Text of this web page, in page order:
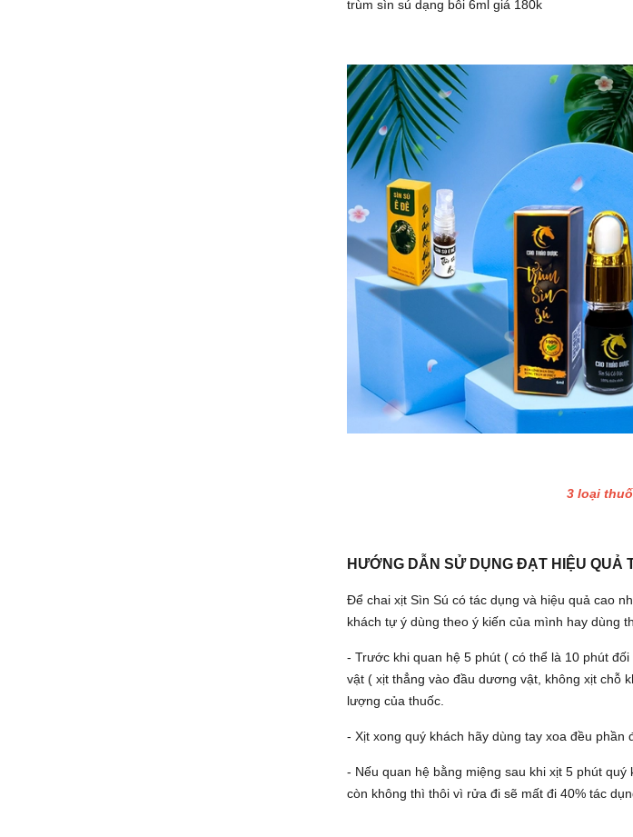
trùm sìn sú dạng bôi 6ml giá 180k
3 loại
HƯỚNG DẪN SỬ DỤNG ĐẠT HIỆU QUẢ
Để chai xịt Sìn Sú có tác dụng và hiệu quả cao
khách tự ý dùng theo ý kiến của mình hay dùng
- Trước khi quan hệ 5 phút ( có thể là 10 phút
vật ( xịt thẳng vào đầu dương vật, không xịt chỗ
lượng của thuốc.
- Xịt xong quý khách hãy dùng tay xoa đều
- Nếu quan hệ bằng miệng sau khi xịt 5 phút
còn không thì thôi vì rửa đi sẽ mất đi 40% tác